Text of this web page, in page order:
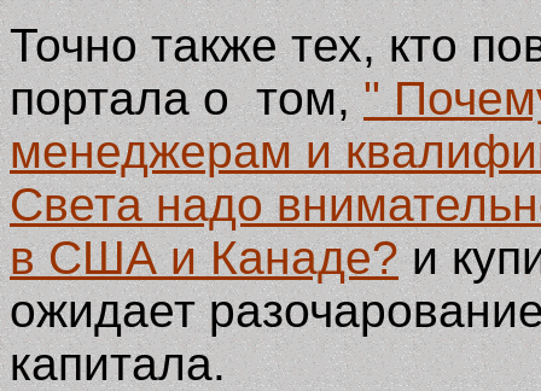
Точно также тех, кто
портала о том,"
менеджерам и
Света надо
в США и Канаде?и
ожидает
капитала.